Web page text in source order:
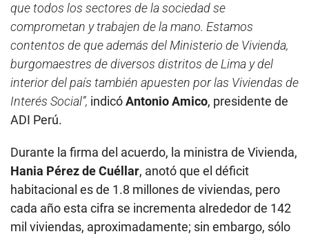
que todos los sectores de la sociedad se
comprometan y trabajen de la mano. Estamos
contentos de que además del Ministerio de Vivienda,
burgomaestres de diversos distritos de Lima y del
interior del país también apuesten por las Viviendas de
Interés Social”, indicóAntonio Amico, presidente de
ADI Perú.
Durante la firma del acuerdo, la ministra de Vivienda,
Hania Pérez de Cuéllar, anotó que el déficit
habitacional es de 1.8 millones de viviendas, pero
cada año esta cifra se incrementa alrededor de 142
mil viviendas, aproximadamente; sin embargo, sólo